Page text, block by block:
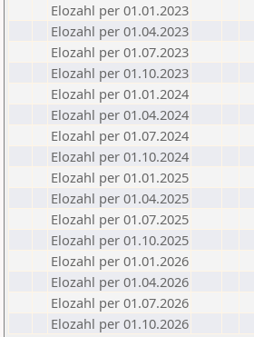
Elozahl per 01.01.2023
Elozahl per 01.04.2023
Elozahl per 01.07.2023
Elozahl per 01.10.2023
Elozahl per 01.01.2024
Elozahl per 01.04.2024
Elozahl per 01.07.2024
Elozahl per 01.10.2024
Elozahl per 01.01.2025
Elozahl per 01.04.2025
Elozahl per 01.07.2025
Elozahl per 01.10.2025
Elozahl per 01.01.2026
Elozahl per 01.04.2026
Elozahl per 01.07.2026
Elozahl per 01.10.2026